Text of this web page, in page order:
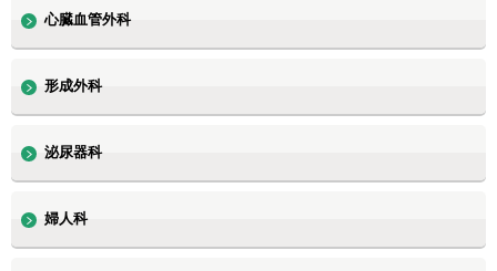
心臓血管外科
形成外科
泌尿器科
婦人科